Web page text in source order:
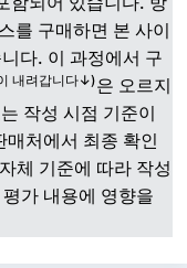
를 구매하면 본 사이
다. 이 과정에서 구
내려갑니다↓)은 오르지
작성 시점 기준이
처에서 최종 확인
체 기준에 따라 작성
가 내용에 영향을